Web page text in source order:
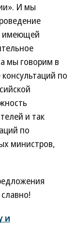
И мы
имеющей
мы говорим в
по
и так
по
министров,
и